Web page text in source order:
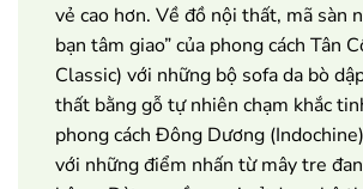
vẻ cao hơn. Về đồ nội thất, mã sàn
bạn tâm giao” của phong cách Tân
Classic) với những bộ sofa da bò
thất bằng gỗ tự nhiên chạm khắc
phong cách Đông Dương
với những điểm nhấn từ mây tre